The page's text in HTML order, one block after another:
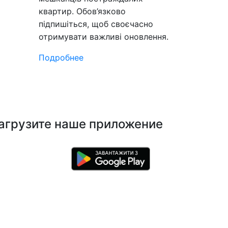
квартир. Обов’язково
підпишіться, щоб своєчасно
отримувати важливі оновлення.
Подробнее
наше приложение